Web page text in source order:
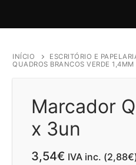
INÍCIO ESCRITÓRIO E
QUADROS BRANCOS VERDE
Marcador
x 3un
3,54€ IVA inc. (2,88€